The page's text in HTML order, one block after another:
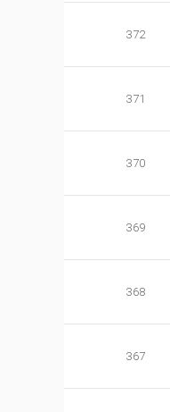
372
371
370
369
368
367